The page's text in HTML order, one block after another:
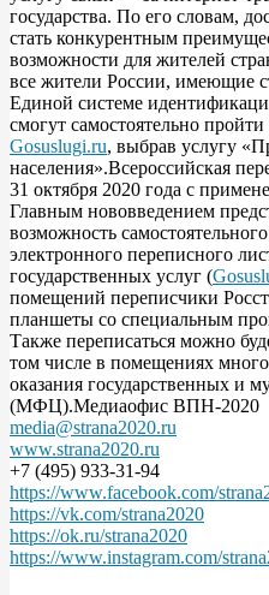
государства. По его словам,
стать конкурентным
возможности для жителей
все жители России, имеющие
Единой системе
смогут самостоятельно
Gosuslugi.ru, выбрав услугу
населения».Всероссийская
31 октября 2020 года с
Главным нововведением
возможность
электронного переписного
государственных услуг (
помещений переписчики
планшеты со специальным
Также переписаться можно
том числе в помещениях
оказания государственных и
(МФЦ).Медиаофис ВПН-2020
media@strana2020.ru
www.strana2020.ru
+7 (495) 933-31-94
https://www.facebook.com/
https://vk.com/strana2020
https://ok.ru/strana2020
https://www.instagram.com/